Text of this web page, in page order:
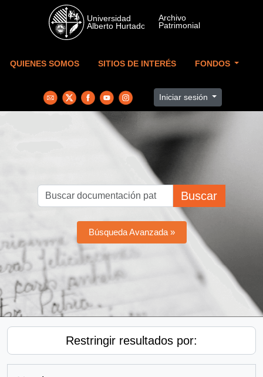
Skip to main content
QUIENES SOMOS SITIOS DE INTERÉS FONDOS
Iniciar sesión
Buscar
Búsqueda Avanzada »
Restringir resultados por: